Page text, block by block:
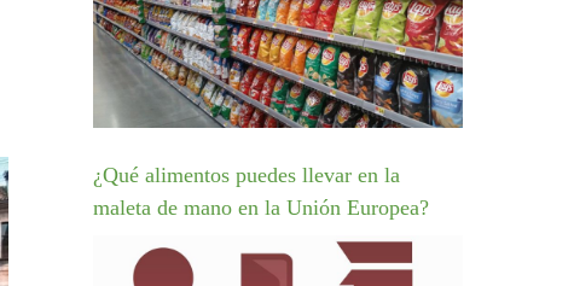
¿Qué alimentos puedes llevar en la
maleta de mano en la Unión Europea?